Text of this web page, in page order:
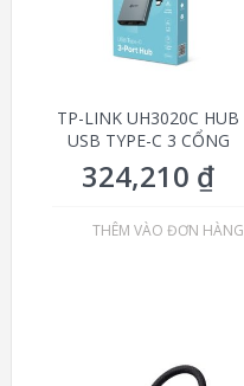
TP-LINK UH3020C HUB
USB TYPE-C 3 CỔNG
324,210 ₫
THÊM VÀO ĐƠN HÀNG